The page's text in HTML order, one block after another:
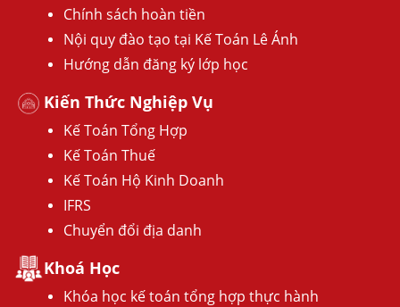
Chính sách hoàn tiền
Nội quy đào tạo tại Kế Toán Lê Ánh
Hướng dẫn đăng ký lớp học
Kiến Thức Nghiệp Vụ
Kế Toán Tổng Hợp
Kế Toán Thuế
Kế Toán Hộ Kinh Doanh
IFRS
Chuyển đổi địa danh
Khoá Học
Khóa học kế toán tổng hợp thực hành